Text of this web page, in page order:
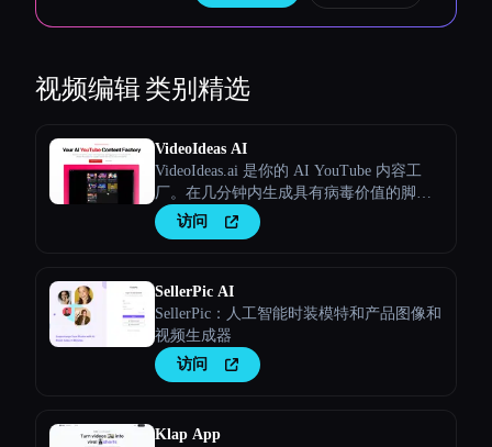
视频编辑类别精选
VideoIdeas AI
VideoIdeas.ai 是你的 AI YouTube 内容工
厂。在几分钟内生成具有病毒价值的脚
本、新鲜的视频创意和引人入胜的内容。
访问
SellerPic AI
SellerPic：人工智能时装模特和产品图像和
视频生成器
访问
Klap App